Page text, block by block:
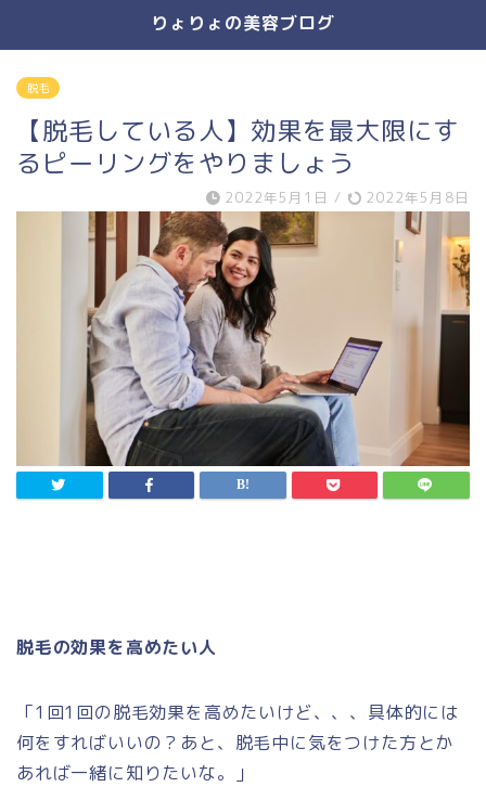
りょりょの美容ブログ
脱毛
【脱毛している人】効果を最大限にす
るピーリングをやりましょう
2022年5月1日 / 2022年5月8日
脱毛の効果を高めたい人
「1回1回の脱毛効果を高めたいけど、、、具体的には
何をすればいいの？あと、脱毛中に気をつけた方とか
あれば一緒に知りたいな。」